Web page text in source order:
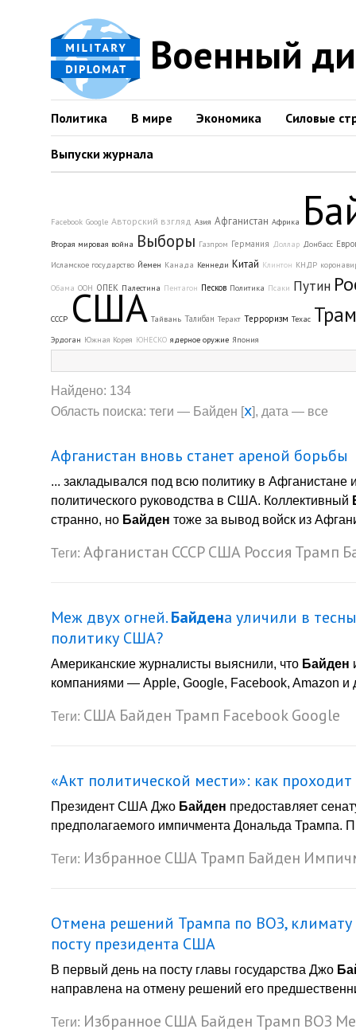
Военный
Политика В мире Экономика Силовые
Выпуски журнала
Facebook Google Авторский взгляд Азия Афганистан Африка
Вторая мировая война Выборы Газпром Германия Доллар Донбасс
Исламское государство Йемен Канада Кеннеди Китай Клинтон КНДР
Обама ООН ОПЕК Палестина Пентагон Песков Политика Псаки Путин
СССР США Тайвань Талибан Теракт Терроризм Техас
Эрдоган Южная Корея ЮНЕСКО ядерное оружие Япония
Найдено: 134
Область поиска: теги — Байден [x], дата — все
Афганистан вновь станет ареной борьбы
... закладывался под всю политику в
политического руководства в США. Коллективный
странно, но Байден тоже за вывод войск из
Теги: Афганистан СССРСША Россия Трамп
Меж двух огней.Байдена уличили в
политику США?
Американские журналисты выяснили, что Байден
компаниями — Apple, Google, Facebook, Amazon и
Теги: США Байден Трамп FacebookGoogle
«Акт политической мести»: как
Президент США Джо Байден предоставляет
предполагаемого импичмента Дональда Трампа.
Теги: Избранное СШАТрамп Байден
Отмена решений Трампа по ВОЗ,
посту президента США
В первый день на посту главы государства Джо
направлена на отмену решений его
Теги: Избранное США Байден Трамп ВОЗ